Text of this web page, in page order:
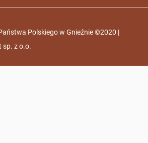
Polskiego w Gnieźnie ©2020 |
sp. z o.o.